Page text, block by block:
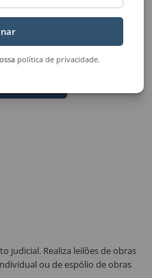
política de privacidade.
judicial. Realiza leilões de obras
ou de espólio de obras